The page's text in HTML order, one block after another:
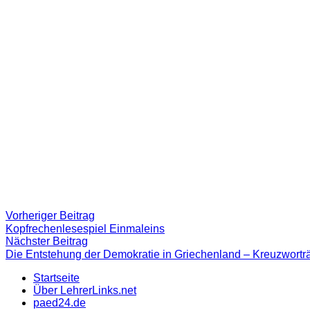
Beitragsnavigation
Vorheriger Beitrag
Beitrag:
Kopfrechenlesespiel Einmaleins
Nächster Beitrag
Beitrag
Die Entstehung der Demokratie in Griechenland –
Startseite
Über LehrerLinks.net
paed24.de